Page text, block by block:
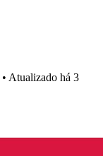
• Atualizado há 3